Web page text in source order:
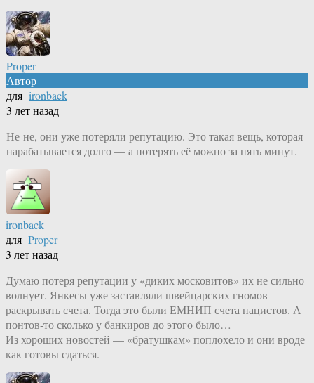
Proper
Автор
для ironback
3 лет назад
Не-не, они уже потеряли репутацию. Это такая вещь, которая
нарабатывается долго — а потерять её можно за пять минут.
ironback
для Proper
3 лет назад
Думаю потеря репутации у «диких московитов» их не сильно
волнует. Янкесы уже заставляли швейцарских гномов
раскрывать счета. Тогда это были ЕМНИП счета нацистов. А
понтов-то сколько у банкиров до этого было…
Из хороших новостей — «братушкам» поплохело и они вроде
как готовы сдаться.